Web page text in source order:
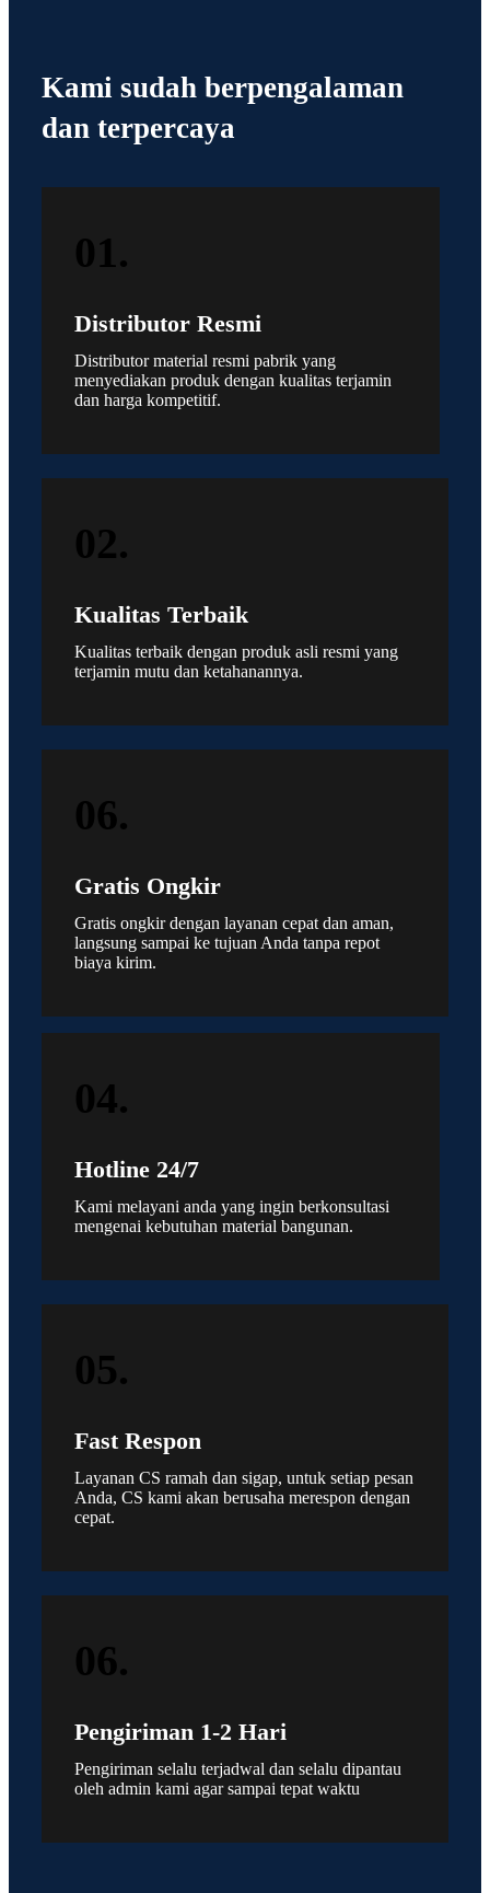
Kami sudah berpengalaman
dan terpercaya
01.
Distributor Resmi
Distributor material resmi pabrik yang
menyediakan produk dengan kualitas terjamin
dan harga kompetitif.
02.
Kualitas Terbaik
Kualitas terbaik dengan produk asli resmi yang
terjamin mutu dan ketahanannya.
06.
Gratis Ongkir
Gratis ongkir dengan layanan cepat dan aman,
langsung sampai ke tujuan Anda tanpa repot
biaya kirim.
04.
Hotline 24/7
Kami melayani anda yang ingin berkonsultasi
mengenai kebutuhan material bangunan.
05.
Fast Respon
Layanan CS ramah dan sigap, untuk setiap pesan
Anda, CS kami akan berusaha merespon dengan
cepat.
06.
Pengiriman 1-2 Hari
Pengiriman selalu terjadwal dan selalu dipantau
oleh admin kami agar sampai tepat waktu